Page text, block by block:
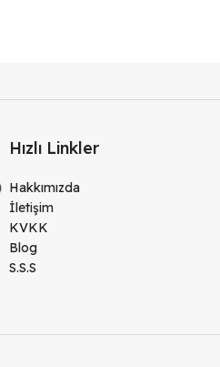
Hızlı Linkler
Hakkımızda
İletişim
KVKK
Blog
S.S.S